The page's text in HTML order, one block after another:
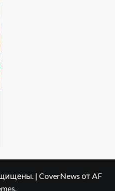
| CoverNews от AF